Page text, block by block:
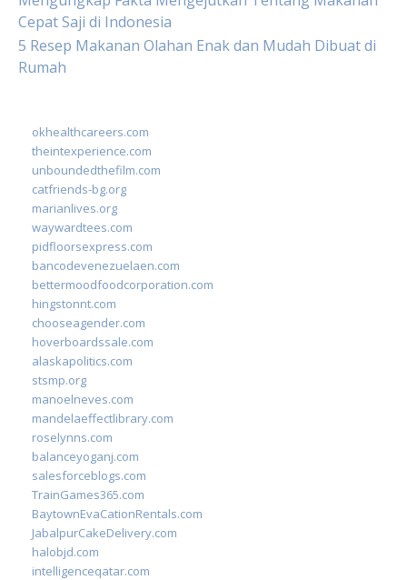
Cepat Saji di Indonesia
5 Resep Makanan Olahan Enak dan Mudah Dibuat di
Rumah
okhealthcareers.com
theintexperience.com
unboundedthefilm.com
catfriends-bg.org
marianlives.org
waywardtees.com
pidfloorsexpress.com
bancodevenezuelaen.com
bettermoodfoodcorporation.com
hingstonnt.com
chooseagender.com
hoverboardssale.com
alaskapolitics.com
stsmp.org
manoelneves.com
mandelaeffectlibrary.com
roselynns.com
balanceyoganj.com
salesforceblogs.com
TrainGames365.com
BaytownEvaCationRentals.com
JabalpurCakeDelivery.com
halobjd.com
intelligenceqatar.com